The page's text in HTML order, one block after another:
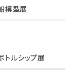
模型展
トルシップ展